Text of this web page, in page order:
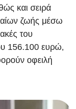
και σειρά
ζωής μέσω
του
156.100 ευρώ,
οφειλή